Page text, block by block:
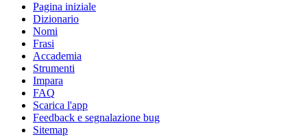
Pagina iniziale
Dizionario
Nomi
Frasi
Accademia
Strumenti
Impara
FAQ
Scarica l'app
Feedback e segnalazione bug
Sitemap